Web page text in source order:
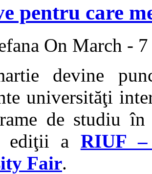
pentru care
On March -
devine
universităţi
de studiu în
ediţii a RIUF –
Fair.